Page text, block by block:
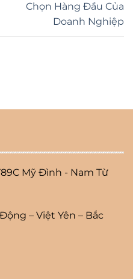
Chọn Hàng Đầu Của
Doanh Nghiệp
Mỹ Đình - Nam Từ
– Việt Yên – Bắc